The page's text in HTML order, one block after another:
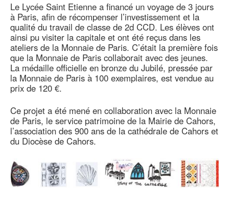
Le Lycée Saint Etienne a financé un voyage de 3 jours
à Paris, afin de récompenser l’investissement et la
qualité du travail de classe de 2d CCD. Les élèves ont
ainsi pu visiter la capitale et ont été reçus dans les
ateliers de la Monnaie de Paris. C’était la première fois
que la Monnaie de Paris collaborait avec des jeunes.
La médaille officielle en bronze du Jubilé, pressée par
la Monnaie de Paris à 100 exemplaires, est vendue au
prix de 120 €.
Ce projet a été mené en collaboration avec la Monnaie
de Paris, le service patrimoine de la Mairie de Cahors,
l’association des 900 ans de la cathédrale de Cahors et
du Diocèse de Cahors.